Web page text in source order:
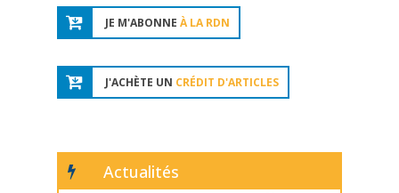
JE M'ABONNE À LA RDN
J'ACHÈTE UN CRÉDIT D'ARTICLES
Actualités